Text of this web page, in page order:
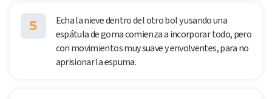
5
Echa la nieve dentro del otro bol y usando una
espátula de goma comienza a incorporar todo, pero
con movimientos muy suave y envolventes, para no
aprisionar la espuma.